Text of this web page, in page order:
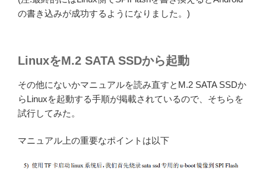
の書き込みが成功するようになりました。)
LinuxをM.2 SATA SSDから起動
その他にないかマニュアルを読み直すとM.2 SATA SSDか
らLinuxを起動する手順が掲載されているので、そちらを
試行してみた。
マニュアル上の重要なポイントは以下